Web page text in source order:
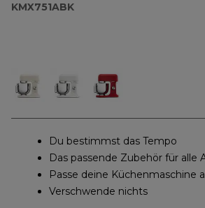
KMX751ABK
Du bestimmst das Tempo
Das passende Zubehör für alle
Passe deine Küchenmaschine
Verschwende nichts